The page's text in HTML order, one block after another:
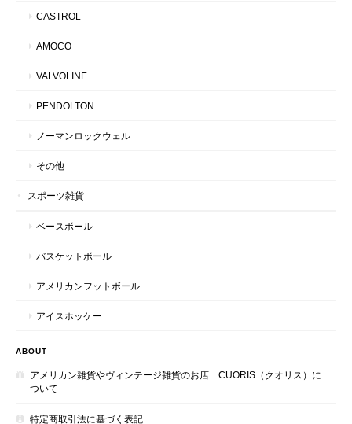
CASTROL
AMOCO
VALVOLINE
PENDOLTON
ノーマンロックウェル
その他
スポーツ雑貨
ベースボール
バスケットボール
アメリカンフットボール
アイスホッケー
ABOUT
アメリカン雑貨やヴィンテージ雑貨のお店 CUORIS（クオリス）に
ついて
特定商取引法に基づく表記